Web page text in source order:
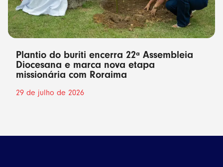
Plantio do buriti encerra 22ª Assembleia
Diocesana e marca nova etapa
missionária com Roraima
29 de julho de 2026